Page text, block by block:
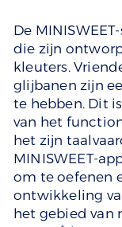
De
die zijn
kleuters.
glijbanen zijn
te hebben. Dit
van het
het zijn
MINISWEET-
om te oefenen
ontwikkeling
het gebied van